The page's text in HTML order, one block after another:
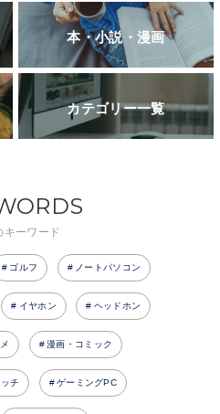
本・小説・漫画
カテゴリー一覧
キーワード
ゴルフ ノートパソコン
イヤホン ヘッドホン
漫画・コミック
チ ゲーミングPC